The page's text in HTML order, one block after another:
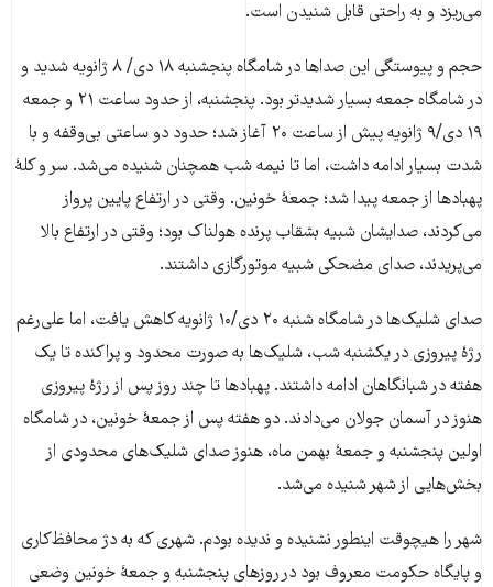
می‌ریزد و به راحتی قابل شنیدن است.
حجم و پیوستگی این صداها در شامگاه پنجشنبه ۱۸ دی/ ۸ ژانویه شدید و
در شامگاه جمعه بسیار شدیدتر بود. پنجشنبه، از حدود ساعت ۲۱ و جمعه
۱۹ دی/۹ ژانویه پیش از ساعت ۲۰ آغاز شد؛ حدود دو ساعتی بی‌وقفه و با
شدت بسیار ادامه داشت، اما تا نیمه شب همچنان شنیده می‌شد. سر و کلۀ
پهبادها از جمعه پیدا شد؛ جمعۀ خونین. وقتی در ارتفاع پایین پرواز
می‌کردند، صدایشان شبیه بشقاب پرنده هولناک بود؛ وقتی در ارتفاع بالا
می‌پریدند، صدای مضحکی شبیه موتورگازی داشتند.
صدای شلیک‌ها در شامگاه شنبه ۲۰ دی/۱۰ ژانویه کاهش یافت، اما علی‌رغم
رژۀ پیروزی در یکشنبه شب، شلیک‌ها به صورت محدود و پراکنده تا یک
هفته در شبانگاهان ادامه داشتند. پهبادها تا چند روز پس از رژۀ پیروزی
هنوز در آسمان جولان می‌دادند. دو هفته پس از جمعۀ خونین، در شامگاه
اولین پنجشنبه و جمعۀ بهمن ماه، هنوز صدای شلیک‌های محدودی از
بخش‌هایی از شهر شنیده می‌شد.
شهر را هیچوقت اینطور نشنیده و ندیده بودم. شهری که به دژ محافظ‌کاری
و پایگاه حکومت معروف بود در روزهای پنجشنبه و جمعۀ خونین وضعی